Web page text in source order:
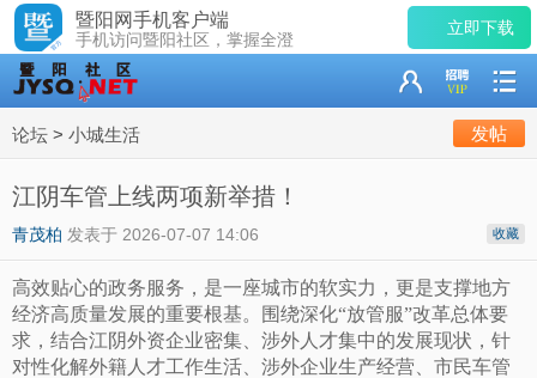
暨阳网手机客户端
手机访问暨阳社区，掌握全澄
立即下载
论坛 > 小城生活 发帖
江阴车管上线两项新举措！
收藏
青茂柏 发表于 2026-07-07 14:06
高效贴心的政务服务，是一座城市的软实力，更是支撑地方
经济高质量发展的重要根基。围绕深化“放管服”改革总体要
求，结合江阴外资企业密集、涉外人才集中的发展现状，针
对性化解外籍人才工作生活、涉外企业生产经营、市民车管